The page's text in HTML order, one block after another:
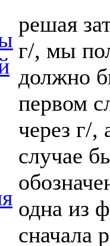
решая
г/, мы
должно
первом
через г/,
случае
одна из
сначала